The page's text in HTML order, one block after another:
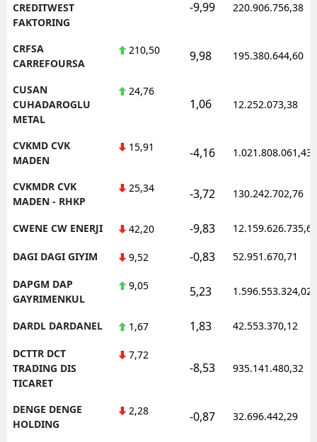
CREDITWEST
FAKTORING
-9,99 220.906.756,38
CRFSA
CARREFOURSA
210,50 9,98 195.380.644,60
CUSAN
CUHADAROGLU
METAL
24,76
1,06 12.252.073,38
CVKMD CVK
MADEN
15,91 -4,16 1.021.808.061,43
CVKMDR CVK
MADEN - RHKP
25,34 -3,72 130.242.702,76
CWENE CW ENERJI 42,20 -9,83 12.159.626.735,62
DAGI DAGI GIYIM 9,52 -0,83 52.951.670,71
DAPGM DAP
GAYRIMENKUL
9,05 5,23 1.596.553.324,02
DARDL DARDANEL 1,67 1,83 42.553.370,12
DCTTR DCT
TRADING DIS
TICARET
7,72
-8,53 935.141.480,32
DENGE DENGE
HOLDING
2,28 -0,87 32.696.442,29